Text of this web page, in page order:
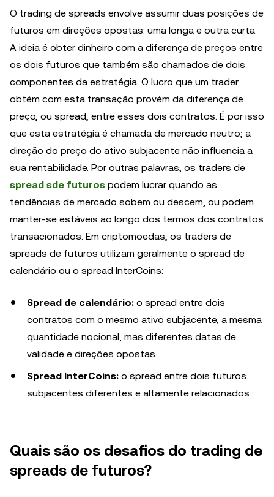
O trading de spreads envolve assumir duas posições de
futuros em direções opostas: uma longa e outra curta.
A ideia é obter dinheiro com a diferença de preços entre
os dois futuros que também são chamados de dois
componentes da estratégia. O lucro que um trader
obtém com esta transação provém da diferença de
preço, ou spread, entre esses dois contratos. É por isso
que esta estratégia é chamada de mercado neutro; a
direção do preço do ativo subjacente não influencia a
sua rentabilidade. Por outras palavras, os traders de
spread sde futuros podem lucrar quando as
tendências de mercado sobem ou descem, ou podem
manter-se estáveis ao longo dos termos dos contratos
transacionados. Em criptomoedas, os traders de
spreads de futuros utilizam geralmente o spread de
calendário ou o spread InterCoins:
Spread de calendário: o spread entre dois
contratos com o mesmo ativo subjacente, a mesma
quantidade nocional, mas diferentes datas de
validade e direções opostas.
Spread InterCoins: o spread entre dois futuros
subjacentes diferentes e altamente relacionados.
Quais são os desafios do trading de
spreads de futuros?